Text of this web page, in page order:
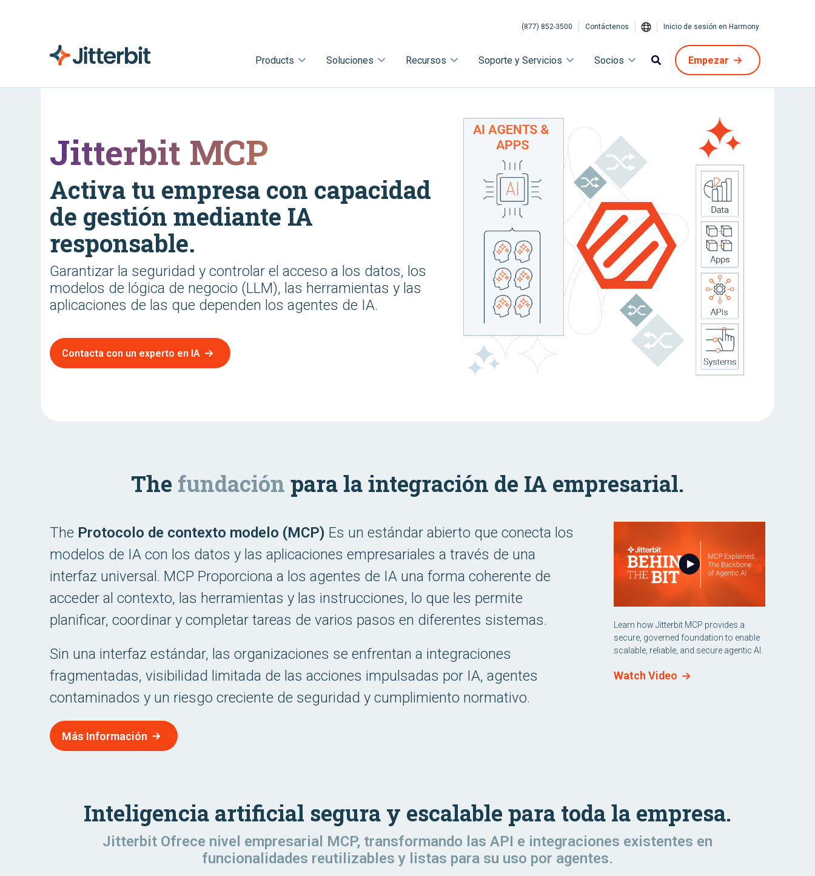
(877) 852-3500 Contáctenos Inicio de sesión en Harmony
Products Soluciones Recursos Soporte y Servicios Socios Empezar
Jitterbit MCP
Activa tu empresa con capacidad
de gestión mediante IA
responsable.
Garantizar la seguridad y controlar el acceso a los datos, los
modelos de lógica de negocio (LLM), las herramientas y las
aplicaciones de las que dependen los agentes de IA.
Contacta con un experto en IA
The fundación para la integración de IA empresarial.
The Protocolo de contexto modelo (MCP) Es un estándar abierto que conecta los
modelos de IA con los datos y las aplicaciones empresariales a través de una
interfaz universal. MCP Proporciona a los agentes de IA una forma coherente de
acceder al contexto, las herramientas y las instrucciones, lo que les permite
planificar, coordinar y completar tareas de varios pasos en diferentes sistemas.
Sin una interfaz estándar, las organizaciones se enfrentan a integraciones
fragmentadas, visibilidad limitada de las acciones impulsadas por IA, agentes
contaminados y un riesgo creciente de seguridad y cumplimiento normativo.
Más Información
Learn how Jitterbit MCP provides a
secure, governed foundation to enable
scalable, reliable, and secure agentic AI.
Watch Video
Inteligencia artificial segura y escalable para toda la empresa.
Jitterbit Ofrece nivel empresarial MCP, transformando las API e integraciones existentes en
funcionalidades reutilizables y listas para su uso por agentes.